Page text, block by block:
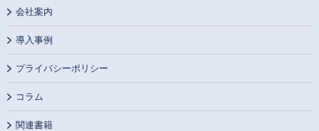
会社案内
導入事例
プライバシーポリシー
コラム
関連書籍